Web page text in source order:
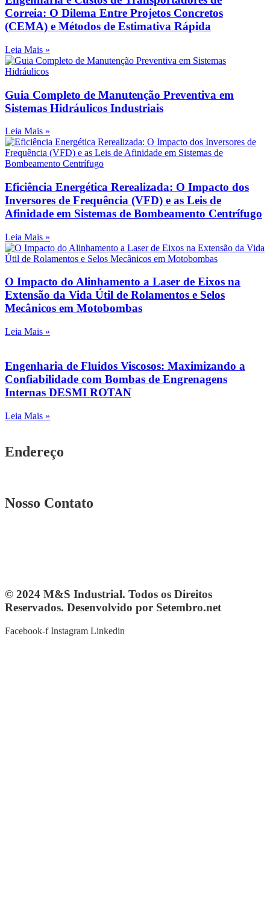
Correia: O Dilema Entre Projetos Concretos
(CEMA) e Métodos de Estimativa Rápida
Leia Mais »
Guia Completo de Manutenção Preventiva em
Sistemas Hidráulicos Industriais
Leia Mais »
Eficiência Energética Rerealizada: O Impacto dos
Inversores de Frequência (VFD) e as Leis de
Afinidade em Sistemas de Bombeamento Centrífugo
Leia Mais »
O Impacto do Alinhamento a Laser de Eixos na
Extensão da Vida Útil de Rolamentos e Selos
Mecânicos em Motobombas
Leia Mais »
Engenharia de Fluidos Viscosos: Maximizando a
Confiabilidade com Bombas de Engrenagens
Internas DESMI ROTAN
Leia Mais »
Endereço
Nosso Contato
© 2024 M&S Industrial. Todos os Direitos
Reservados. Desenvolvido por Setembro.net
Facebook-f Instagram Linkedin